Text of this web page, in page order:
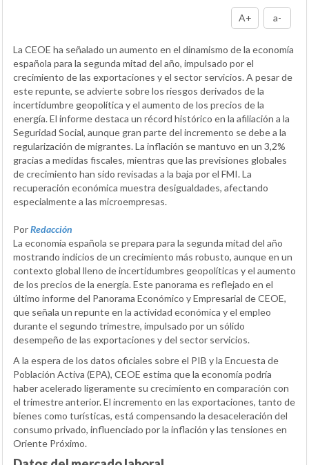
A+ a-
La CEOE ha señalado un aumento en el dinamismo de la economía
española para la segunda mitad del año, impulsado por el
crecimiento de las exportaciones y el sector servicios. A pesar de
este repunte, se advierte sobre los riesgos derivados de la
incertidumbre geopolítica y el aumento de los precios de la
energía. El informe destaca un récord histórico en la afiliación a la
Seguridad Social, aunque gran parte del incremento se debe a la
regularización de migrantes. La inflación se mantuvo en un 3,2%
gracias a medidas fiscales, mientras que las previsiones globales
de crecimiento han sido revisadas a la baja por el FMI. La
recuperación económica muestra desigualdades, afectando
especialmente a las microempresas.
PorRedacción
La economía española se prepara para la segunda mitad del año
mostrando indicios de un crecimiento más robusto, aunque en un
contexto global lleno de incertidumbres geopolíticas y el aumento
de los precios de la energía. Este panorama es reflejado en el
último informe del Panorama Económico y Empresarial de CEOE,
que señala un repunte en la actividad económica y el empleo
durante el segundo trimestre, impulsado por un sólido
desempeño de las exportaciones y del sector servicios.
A la espera de los datos oficiales sobre el PIB y la Encuesta de
Población Activa (EPA), CEOE estima que la economía podría
haber acelerado ligeramente su crecimiento en comparación con
el trimestre anterior. El incremento en las exportaciones, tanto de
bienes como turísticas, está compensando la desaceleración del
consumo privado, influenciado por la inflación y las tensiones en
Oriente Próximo.